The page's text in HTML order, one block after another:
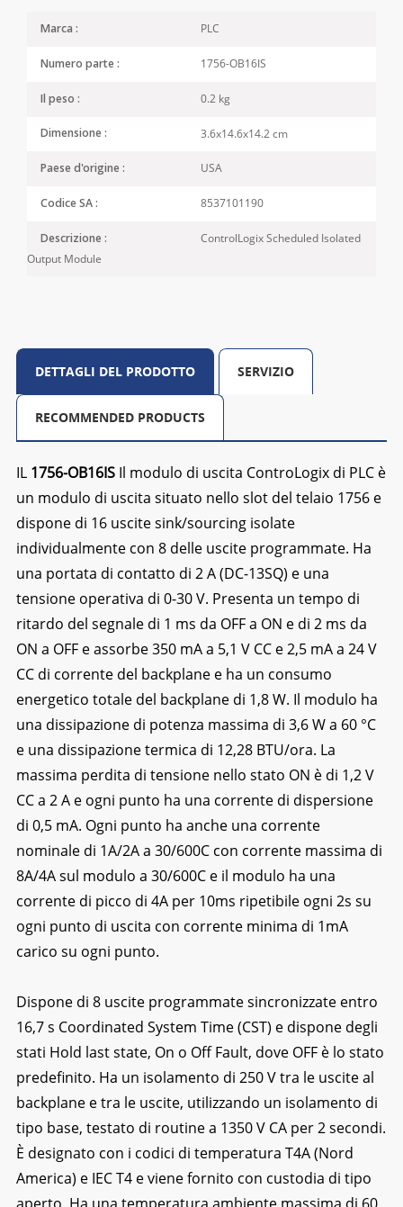
Marca : PLC
Numero parte : 1756-OB16IS
Il peso : 0.2 kg
Dimensione : 3.6x14.6x14.2 cm
Paese d'origine : USA
Codice SA : 8537101190
Descrizione :
ControlLogix Scheduled Isolated
Output Module
DETTAGLI DEL PRODOTTO SERVIZIO
RECOMMENDED PRODUCTS
IL 1756-OB16IS Il modulo di uscita ControLogix di PLC è
un modulo di uscita situato nello slot del telaio 1756 e
dispone di 16 uscite sink/sourcing isolate
individualmente con 8 delle uscite programmate. Ha
una portata di contatto di 2 A (DC-13SQ) e una
tensione operativa di 0-30 V. Presenta un tempo di
ritardo del segnale di 1 ms da OFF a ON e di 2 ms da
ON a OFF e assorbe 350 mA a 5,1 V CC e 2,5 mA a 24 V
CC di corrente del backplane e ha un consumo
energetico totale del backplane di 1,8 W. Il modulo ha
una dissipazione di potenza massima di 3,6 W a 60 °C
e una dissipazione termica di 12,28 BTU/ora. La
massima perdita di tensione nello stato ON è di 1,2 V
CC a 2 A e ogni punto ha una corrente di dispersione
di 0,5 mA. Ogni punto ha anche una corrente
nominale di 1A/2A a 30/600C con corrente massima di
8A/4A sul modulo a 30/600C e il modulo ha una
corrente di picco di 4A per 10ms ripetibile ogni 2s su
ogni punto di uscita con corrente minima di 1mA
carico su ogni punto.
Dispone di 8 uscite programmate sincronizzate entro
16,7 s Coordinated System Time (CST) e dispone degli
stati Hold last state, On o Off Fault, dove OFF è lo stato
predefinito. Ha un isolamento di 250 V tra le uscite al
backplane e tra le uscite, utilizzando un isolamento di
tipo base, testato di routine a 1350 V CA per 2 secondi.
È designato con i codici di temperatura T4A (Nord
America) e IEC T4 e viene fornito con custodia di tipo
aperto. Ha una temperatura ambiente massima di 60